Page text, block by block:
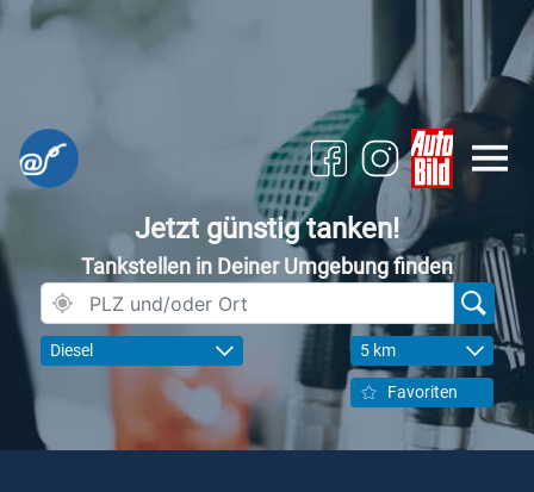
Jetzt günstig tanken!
Tankstellen in Deiner Umgebung finden
Diesel 5 km
Favoriten